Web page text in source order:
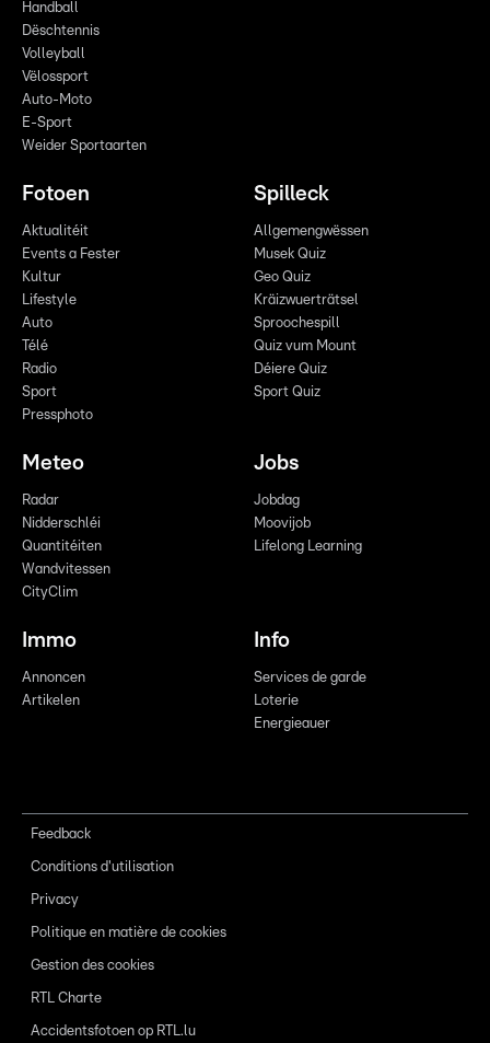
Handball
Dëschtennis
Volleyball
Vëlossport
Auto-Moto
E-Sport
Weider Sportaarten
Fotoen
Aktualitéit
Events a Fester
Kultur
Lifestyle
Auto
Télé
Radio
Sport
Pressphoto
Spilleck
Allgemengwëssen
Musek Quiz
Geo Quiz
Kräizwuerträtsel
Sproochespill
Quiz vum Mount
Déiere Quiz
Sport Quiz
Meteo
Radar
Nidderschléi
Quantitéiten
Wandvitessen
CityClim
Jobs
Jobdag
Moovijob
Lifelong Learning
Immo
Annoncen
Artikelen
Info
Services de garde
Loterie
Energieauer
Feedback
Conditions d'utilisation
Privacy
Politique en matière de cookies
Gestion des cookies
RTL Charte
Accidentsfotoen op RTL.lu